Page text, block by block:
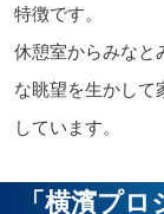
特徴です。
休憩室からみなと
な眺望を生かして
しています。
「横濱プ